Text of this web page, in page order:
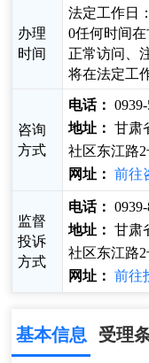
办理
时间
法定工作日
0任何时间
正常访问、
将在法定工
咨询
方式
电话：
地址： 甘肃
社区东江路
网址： 前往
监督
投诉
方式
电话：
地址： 甘肃
社区东江路
网址： 前往
基本信息 受理